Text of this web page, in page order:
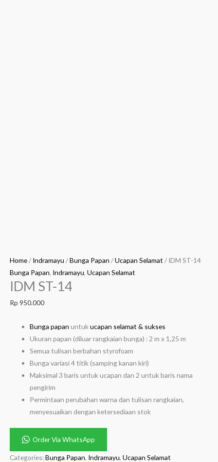
Home/ Indramayu /Bunga Papan /Ucapan Selamat / IDM ST-14
Bunga Papan, Indramayu, Ucapan Selamat
IDM ST-14
Rp 950.000
Bunga papan untukucapan selamat & sukses
Ukuran papan (diluar rangkaian bunga) : 2 m x 1,25 m
Semua tulisan berbahan styrofoam
Bunga variasi 4 titik (samping kanan kiri)
Maksimal 3 baris untuk ucapan dan 2 untuk baris nama
pengirim
Permintaan perubahan warna dan tulisan rangkaian,
menyesuaikan dengan ketersediaan stok
Order Via WhatsApp
Categories:Bunga Papan, Indramayu, Ucapan Selamat